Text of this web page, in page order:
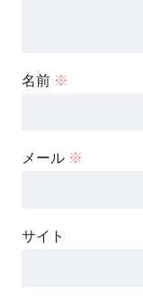
名前 ※
メール ※
サイト